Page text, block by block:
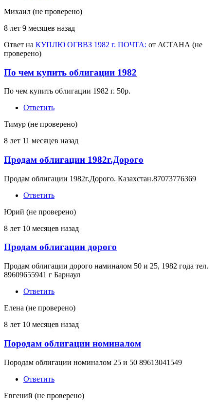
Михаил (не проверено)
8 лет 9 месяцев назад
Ответ на КУПЛЮ ОГВВЗ 1982 г. ПОЧТА: от АСТАНА (не
проверено)
По чем купить облигации 1982
По чем купить облигации 1982 г. 50р.
Ответить
Тимур (не проверено)
8 лет 11 месяцев назад
Продам облигации 1982г.Дорого
Продам облигации 1982г.Дорого. Казахстан.87073776369
Ответить
Юрий (не проверено)
8 лет 10 месяцев назад
Продам облигации дорого
Продам облигации дорого наминалом 50 и 25, 1982 года тел.
89609655941 г Барнаул
Ответить
Елена (не проверено)
8 лет 10 месяцев назад
Породам облигации номиналом
Породам облигации номиналом 25 и 50 89613041549
Ответить
Евгений (не проверено)